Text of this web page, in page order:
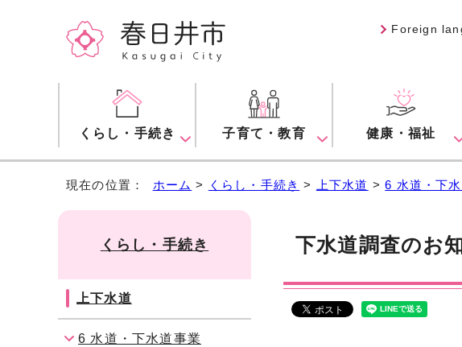
Foreign
くらし・手続き 子育て・教育 健康・福祉
現在の位置： ホーム > くらし・手続き > 上下水道 >6 水道・下
下水道調査のお
くらし・手続き
上下水道
6 水道・下水道事業